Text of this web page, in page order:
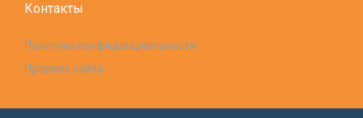
Контакты
Политика конфиденциальности
Правила сайта